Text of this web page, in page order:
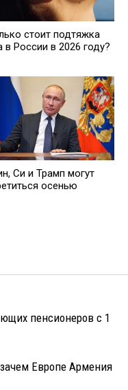
стоит подтяжка
в России в 2026 году?
Си и Трaмп могут
осенью
пенсионеров с 1
Европе Армения